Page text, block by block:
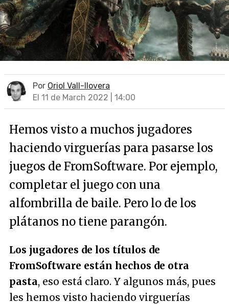
Por Oriol Vall-llovera
El 11 de March 2022 | 14:00
Hemos visto a muchos jugadores
haciendo virguerías para pasarse los
juegos de FromSoftware. Por ejemplo,
completar el juego con una
alfombrilla de baile. Pero lo de los
plátanos no tiene parangón.
Los jugadores de los títulos de
FromSoftware están hechos de otra
pasta, eso está claro. Y algunos más, pues
les hemos visto haciendo virguerías